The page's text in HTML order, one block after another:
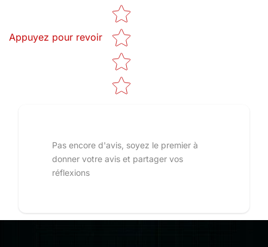
Appuyez pour revoir
Pas encore d'avis, soyez le premier à
donner votre avis et partager vos
réflexions